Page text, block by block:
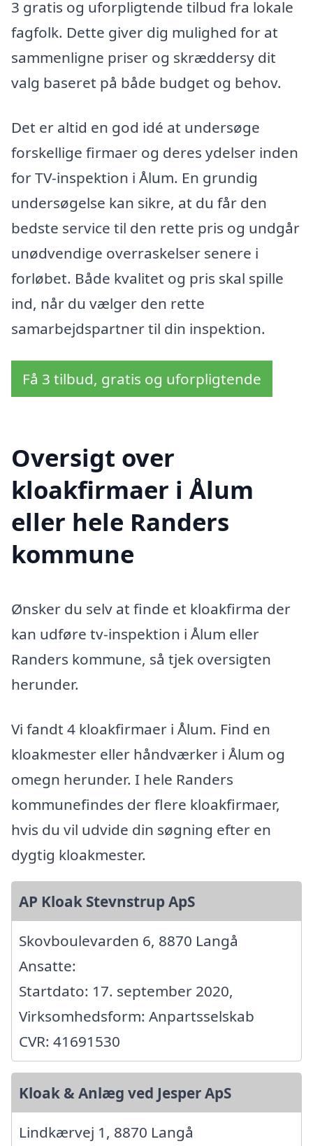
3 gratis og uforpligtende tilbud fra lokale
fagfolk. Dette giver dig mulighed for at
sammenligne priser og skræddersy dit
valg baseret på både budget og behov.
Det er altid en god idé at undersøge
forskellige firmaer og deres ydelser inden
for TV-inspektion i Ålum. En grundig
undersøgelse kan sikre, at du får den
bedste service til den rette pris og undgår
unødvendige overraskelser senere i
forløbet. Både kvalitet og pris skal spille
ind, når du vælger den rette
samarbejdspartner til din inspektion.
Få 3 tilbud, gratis og uforpligtende
Oversigt over
kloakfirmaer i Ålum
eller hele Randers
kommune
Ønsker du selv at finde et kloakfirma der
kan udføre tv-inspektion i Ålum eller
Randers kommune, så tjek oversigten
herunder.
Vi fandt 4 kloakfirmaer i Ålum. Find en
kloakmester eller håndværker i Ålum og
omegn herunder. I hele Randers
kommunefindes der flere kloakfirmaer,
hvis du vil udvide din søgning efter en
dygtig kloakmester.
AP Kloak Stevnstrup ApS
Skovboulevarden 6, 8870 Langå
Ansatte:
Startdato: 17. september 2020,
Virksomhedsform: Anpartsselskab
CVR: 41691530
Kloak & Anlæg ved Jesper ApS
Lindkærvej 1, 8870 Langå